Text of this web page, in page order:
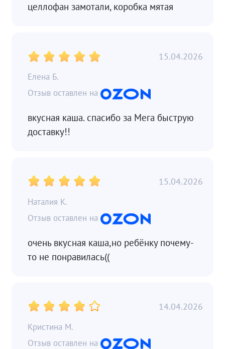
целлофан замотали, коробка мятая
Елена Б.
15.04.2026
вкусная каша. спасибо за Мега быструю
доставку!!
Наталия К.
15.04.2026
очень вкусная каша,но ребёнку почему-
то не понравилась((
Кристина М.
14.04.2026